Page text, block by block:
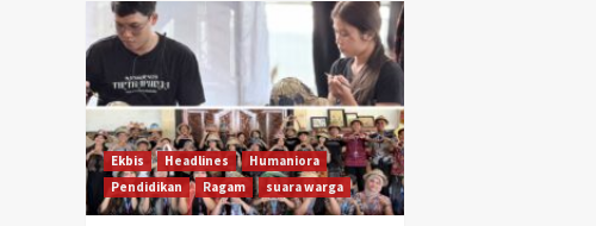
Ekbis Headlines
Humaniora
Pendidikan
Ragam suara warga